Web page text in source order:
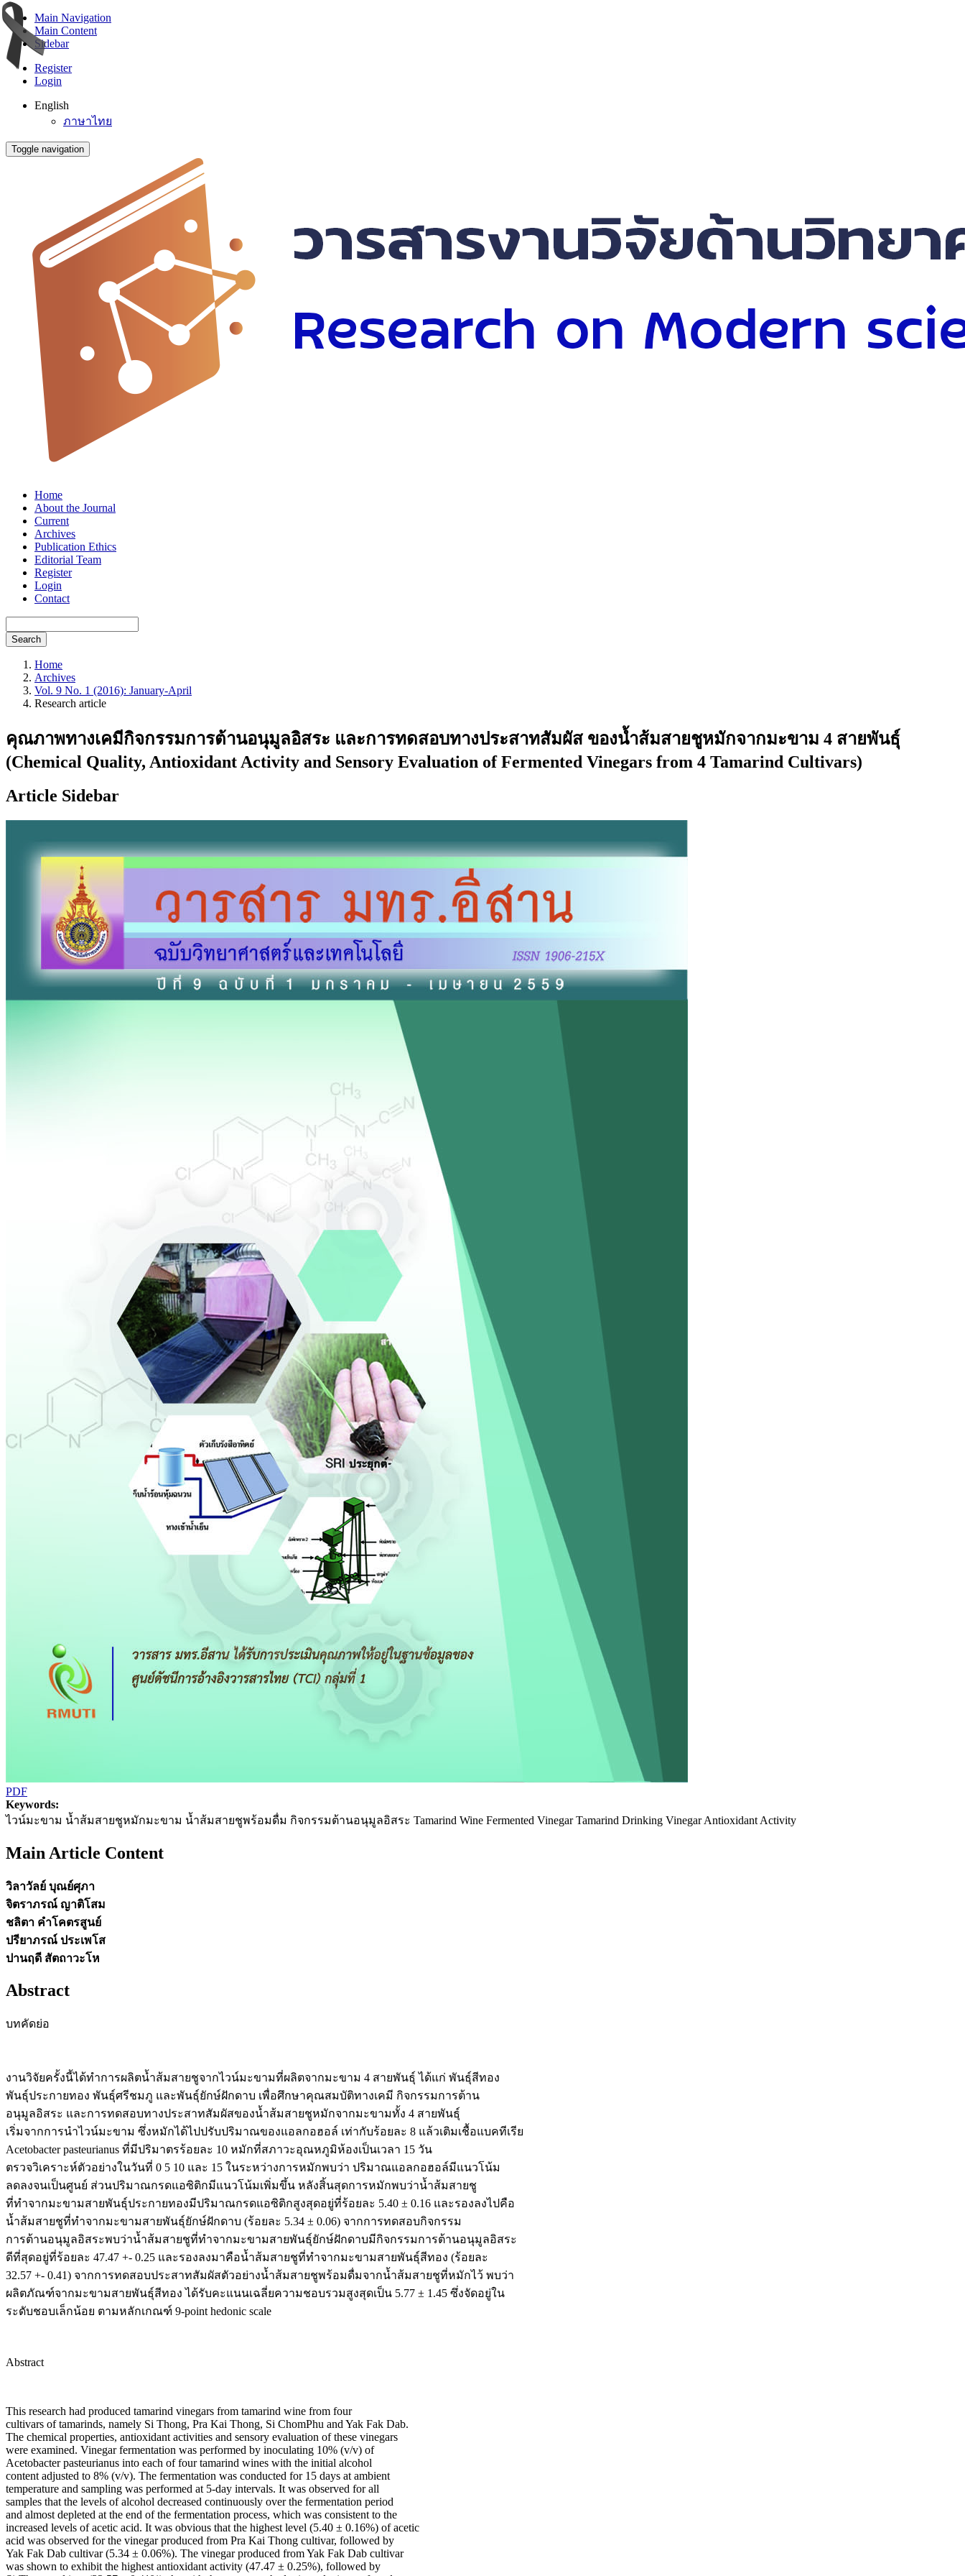
Main Navigation
Main Content
Sidebar
Register
Login
English
ภาษาไทย
Toggle navigation
Home
About the Journal
Current
Archives
Publication Ethics
Editorial Team
Register
Login
Contact
Search
Home
Archives
Vol. 9 No. 1 (2016): January-April
Research article
คุณภาพทางเคมีกิจกรรมการต้านอนุมูลอิสระ และการทดสอบทางประสาทสัมผัส ของนํ้าส้มสายชูหมักจากมะขาม 4 สายพันธุ์
(Chemical Quality, Antioxidant Activity and Sensory Evaluation of Fermented Vinegars from 4 Tamarind Cultivars)
Article Sidebar
PDF
Keywords:
ไวน์มะขาม นํ้าส้มสายชูหมักมะขาม นํ้าส้มสายชูพร้อมดื่ม กิจกรรมต้านอนุมูลอิสระ Tamarind Wine Fermented Vinegar Tamarind Drinking Vinegar Antioxidant Activity
Main Article Content
วิลาวัลย์ บุณย์ศุภา
จิตราภรณ์ ญาติโสม
ชลิตา คำโคตรสูนย์
ปรียาภรณ์ ประเพโส
ปานฤดี สัตถาวะโห
Abstract
บทคัดย่อ
งานวิจัยครั้งนี้ได้ทำการผลิตนํ้าส้มสายชูจากไวน์มะขามที่ผลิตจากมะขาม 4 สายพันธุ์ ได้แก่ พันธุ์สีทอง
พันธุ์ประกายทอง พันธุ์ศรีชมภู และพันธุ์ยักษ์ฝักดาบ เพื่อศึกษาคุณสมบัติทางเคมี กิจกรรมการต้าน
อนุมูลอิสระ และการทดสอบทางประสาทสัมผัสของนํ้าส้มสายชูหมักจากมะขามทั้ง 4 สายพันธุ์
เริ่มจากการนำไวน์มะขาม ซึ่งหมักได้ไปปรับปริมาณของแอลกอฮอล์ เท่ากับร้อยละ 8 แล้วเติมเชื้อแบคทีเรีย
Acetobacter pasteurianus ที่มีปริมาตรร้อยละ 10 หมักที่สภาวะอุณหภูมิห้องเป็นเวลา 15 วัน
ตรวจวิเคราะห์ตัวอย่างในวันที่ 0 5 10 และ 15 ในระหว่างการหมักพบว่า ปริมาณแอลกอฮอล์มีแนวโน้ม
ลดลงจนเป็นศูนย์ ส่วนปริมาณกรดแอซิติกมีแนวโน้มเพิ่มขึ้น หลังสิ้นสุดการหมักพบว่านํ้าส้มสายชู
ที่ทำจากมะขามสายพันธุ์ประกายทองมีปริมาณกรดแอซิติกสูงสุดอยู่ที่ร้อยละ 5.40 ± 0.16 และรองลงไปคือ
นํ้าส้มสายชูที่ทำจากมะขามสายพันธุ์ยักษ์ฝักดาบ (ร้อยละ 5.34 ± 0.06) จากการทดสอบกิจกรรม
การต้านอนุมูลอิสระพบว่านํ้าส้มสายชูที่ทำจากมะขามสายพันธุ์ยักษ์ฝักดาบมีกิจกรรมการต้านอนุมูลอิสระ
ดีที่สุดอยู่ที่ร้อยละ 47.47 +- 0.25 และรองลงมาคือนํ้าส้มสายชูที่ทำจากมะขามสายพันธุ์สีทอง (ร้อยละ
32.57 +- 0.41) จากการทดสอบประสาทสัมผัสตัวอย่างนํ้าส้มสายชูพร้อมดื่มจากนํ้าส้มสายชูที่หมักไว้ พบว่า
ผลิตภัณฑ์จากมะขามสายพันธุ์สีทอง ได้รับคะแนนเฉลี่ยความชอบรวมสูงสุดเป็น 5.77 ± 1.45 ซึ่งจัดอยู่ใน
ระดับชอบเล็กน้อย ตามหลักเกณฑ์ 9-point hedonic scale
Abstract
This research had produced tamarind vinegars from tamarind wine from four
cultivars of tamarinds, namely Si Thong, Pra Kai Thong, Si ChomPhu and Yak Fak Dab.
The chemical properties, antioxidant activities and sensory evaluation of these vinegars
were examined. Vinegar fermentation was performed by inoculating 10% (v/v) of
Acetobacter pasteurianus into each of four tamarind wines with the initial alcohol
content adjusted to 8% (v/v). The fermentation was conducted for 15 days at ambient
temperature and sampling was performed at 5-day intervals. It was observed for all
samples that the levels of alcohol decreased continuously over the fermentation period
and almost depleted at the end of the fermentation process, which was consistent to the
increased levels of acetic acid. It was obvious that the highest level (5.40 ± 0.16%) of acetic
acid was observed for the vinegar produced from Pra Kai Thong cultivar, followed by
Yak Fak Dab cultivar (5.34 ± 0.06%). The vinegar produced from Yak Fak Dab cultivar
was shown to exhibit the highest antioxidant activity (47.47 ± 0.25%), followed by